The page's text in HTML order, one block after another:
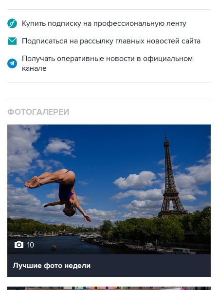
Купить подписку на профессиональную ленту
Подписаться на рассылку главных новостей сайта
Получать оперативные новости в официальном
канале
ФОТОГАЛЕРЕИ
10
Лучшие фото недели